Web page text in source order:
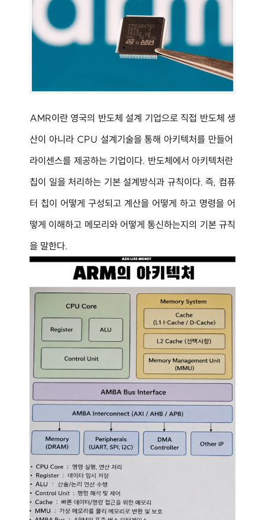
AMR이란 영국의 반도체 설계 기업으로 직접 반도체 생
산이 아니라 CPU 설계기술을 통해 아키텍처를 만들어
라이센스를 제공하는 기업이다. 반도체에서 아키텍처란
칩이 일을 처리하는 기본 설계방식과 규칙이다. 즉, 컴퓨
터 칩이 어떻게 구성되고 계산을 어떻게 하고 명령을 어
떻게 이해하고 메모리와 어떻게 통신하는지의 기본 규칙
을 말한다.